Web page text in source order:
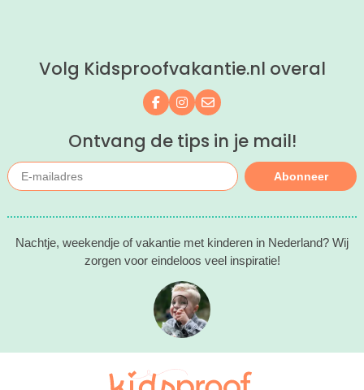
Volg Kidsproofvakantie.nl overal
Volg ons op Facebook
Volg ons op Instagram
Mail ons
Ontvang de tips in je mail!
Abonneer
Nachtje, weekendje of vakantie met kinderen in Nederland? Wij
zorgen voor eindeloos veel inspiratie!